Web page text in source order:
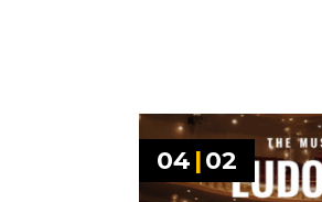
04 |02